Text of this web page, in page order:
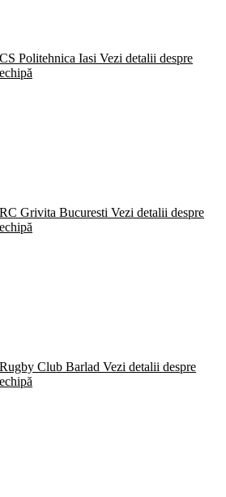
CS Politehnica Iasi Vezi detalii despre
echipă
RC Grivita Bucuresti Vezi detalii despre
echipă
Rugby Club Barlad Vezi detalii despre
echipă